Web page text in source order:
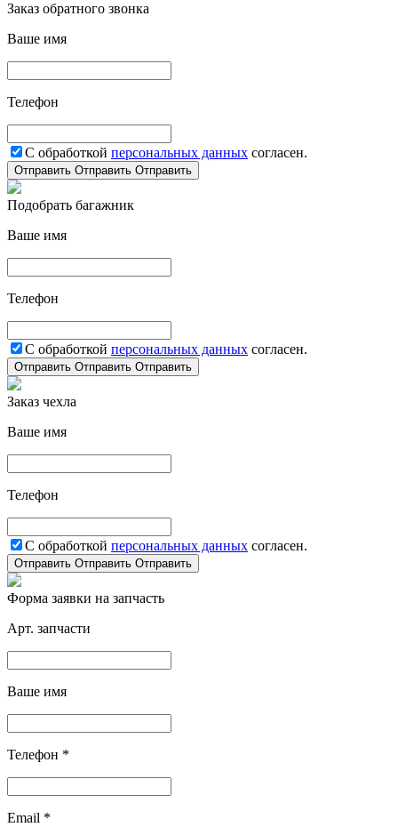
Заказ обратного звонка
Ваше имя
Телефон
С обработкой персональных данных согласен.
Отправить Отправить Отправить
Подобрать багажник
Ваше имя
Телефон
С обработкой персональных данных согласен.
Отправить Отправить Отправить
Заказ чехла
Ваше имя
Телефон
С обработкой персональных данных согласен.
Отправить Отправить Отправить
Форма заявки на запчасть
Арт. запчасти
Ваше имя
Телефон *
Email *